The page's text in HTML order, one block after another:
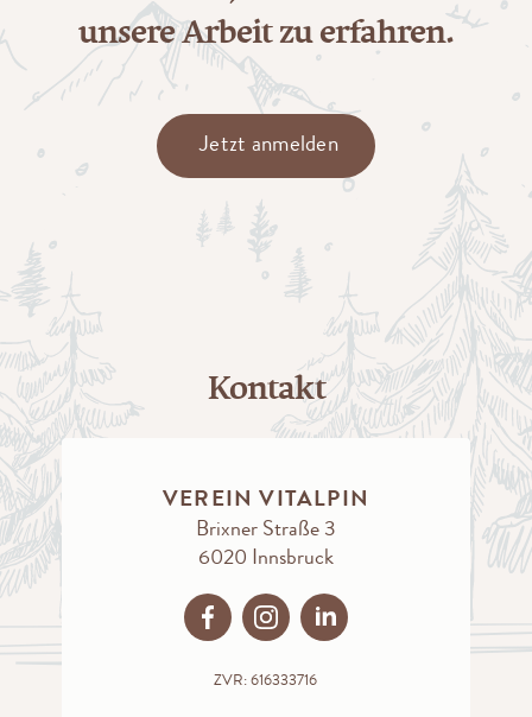
unsere Arbeit zu erfahren.
Jetzt anmelden
Kontakt
VEREIN VITALPIN
Brixner Straße 3
6020 Innsbruck
ZVR: 616333716